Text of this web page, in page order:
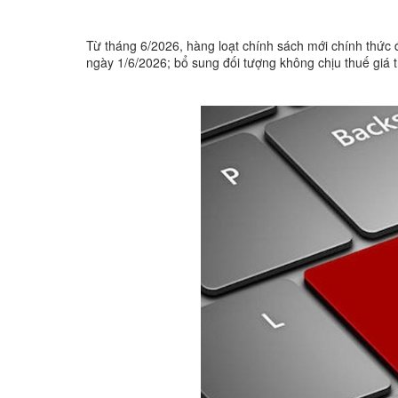
Từ tháng 6/2026, hàng loạt chính sách mới chính
ngày 1/6/2026; bổ sung đối tượng không chịu thuế